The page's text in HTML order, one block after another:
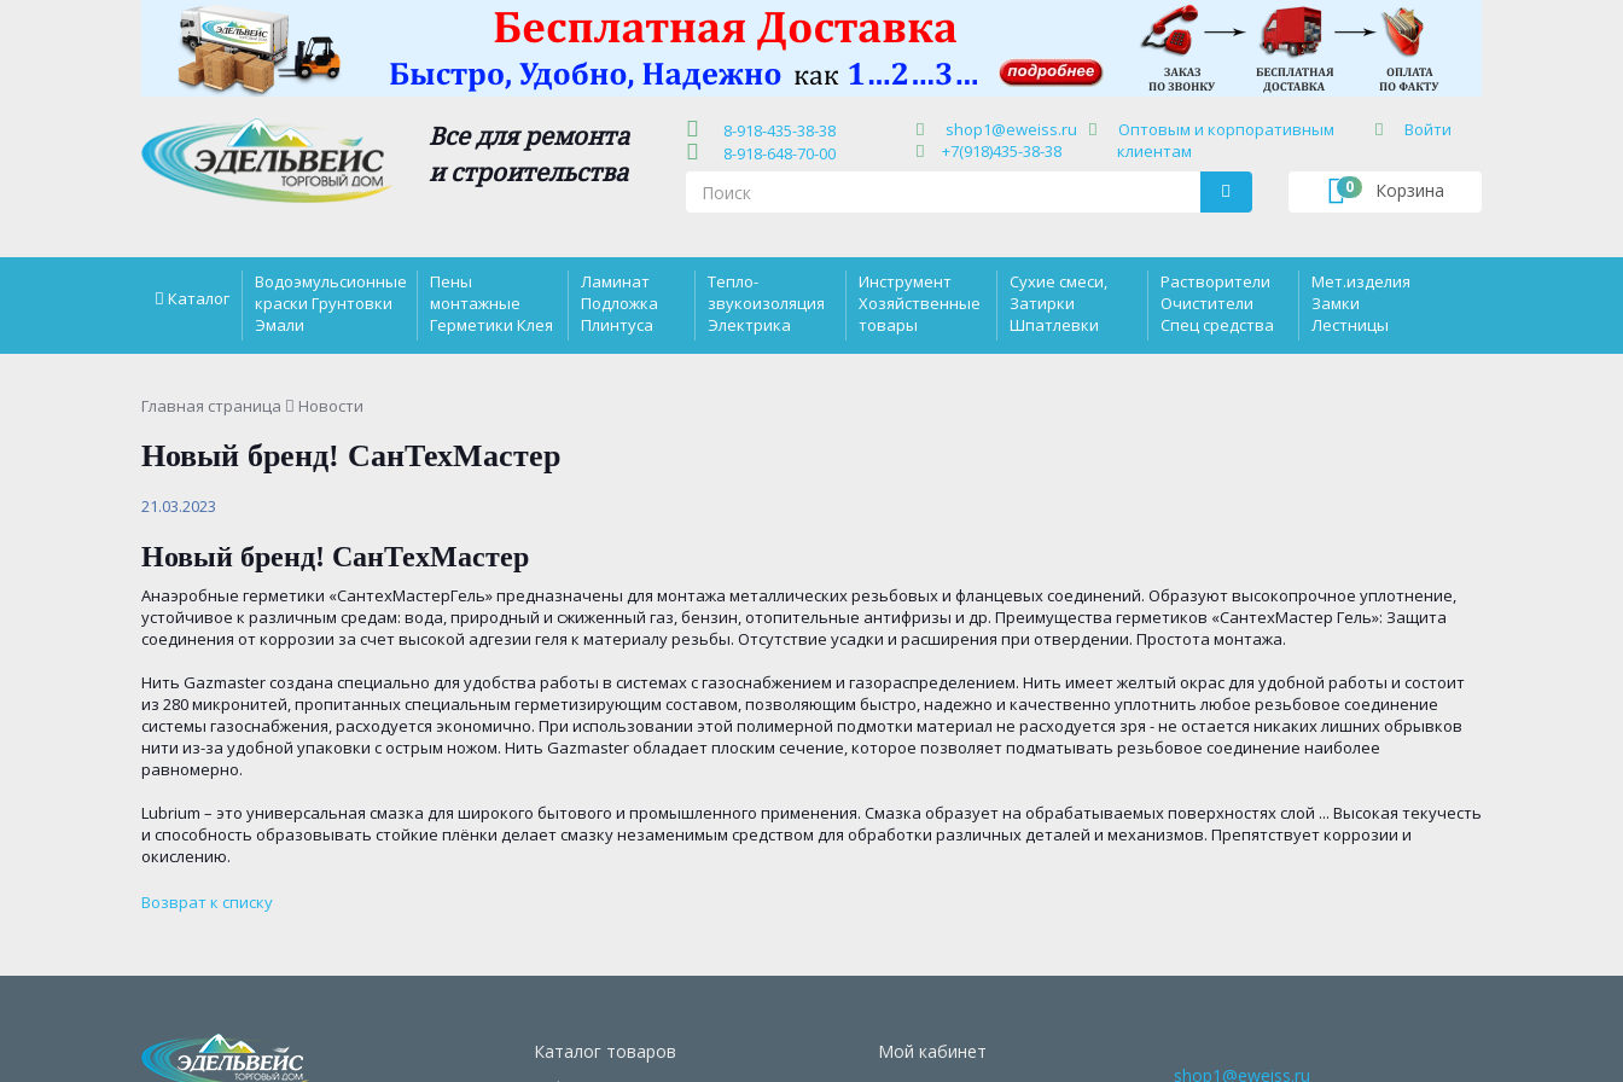
Все для ремонта
и строительства
8-918-435-38-38
8-918-648-70-00
shop1@eweiss.ru
+7(918)435-38-38
Оптовым и корпоративным
клиентам
Войти
Корзина
0
Каталог
Водоэмульсионные
краски Грунтовки
Эмали
Пены
монтажные
Герметики Клея
Ламинат
Подложка
Плинтуса
Тепло-
звукоизоляция
Электрика
Инструмент
Хозяйственные
товары
Сухие смеси,
Затирки
Шпатлевки
Растворители
Очистители
Спец средства
Мет.изделия
Замки
Лестницы
Главная страница Новости
Новый бренд! СанТехМастер
21.03.2023
Новый бренд! СанТехМастер
Анаэробные герметики «СантехМастерГель» предназначены для монтажа металлических резьбовых и фланцевых соединений. Образуют высокопрочное уплотнение,
устойчивое к различным средам: вода, природный и сжиженный газ, бензин, отопительные антифризы и др. Преимущества герметиков «СантехМастер Гель»: Защита
соединения от коррозии за счет высокой адгезии геля к материалу резьбы. Отсутствие усадки и расширения при отвердении. Простота монтажа.
Нить Gazmaster создана специально для удобства работы в системах с газоснабжением и газораспределением. Нить имеет желтый окрас для удобной работы и состоит
из 280 микронитей, пропитанных специальным герметизирующим составом, позволяющим быстро, надежно и качественно уплотнить любое резьбовое соединение
системы газоснабжения, расходуется экономично. При использовании этой полимерной подмотки материал не расходуется зря - не остается никаких лишних обрывков
нити из-за удобной упаковки с острым ножом. Нить Gazmaster обладает плоским сечение, которое позволяет подматывать резьбовое соединение наиболее
равномерно.
Lubrium – это универсальная смазка для широкого бытового и промышленного применения. Смазка образует на обрабатываемых поверхностях слой ... Высокая текучесть
и способность образовывать стойкие плёнки делает смазку незаменимым средством для обработки различных деталей и механизмов. Препятствует коррозии и
окислению.
Возврат к списку
Каталог товаров
Мой кабинет
shop1@eweiss.ru